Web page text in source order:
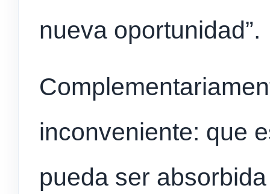
nueva oportunidad”.
inconveniente: que
pueda ser